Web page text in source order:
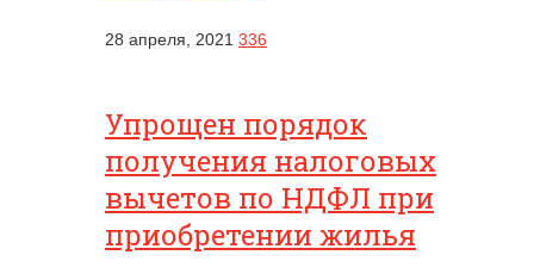
28 апреля, 2021 336
Упрощен порядок
получения налоговых
вычетов по НДФЛ при
приобретении жилья